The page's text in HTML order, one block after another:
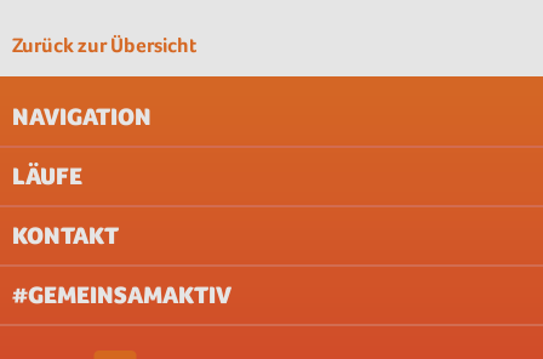
Zurück zur Übersicht
NAVIGATION
IMPRESSUM
AGB
UNTERNEHMEN
ABOUT & JOBS
FAQ
DATENSCHUTZ (WEBSITE)
DATENSCHUTZ (VERANSTALTUNG)
LÄUFE
AACHEN
BERLIN
BREMEN
DILLINGEN/SAAR
KONTAKT
#GEMEINSAMAKTIV